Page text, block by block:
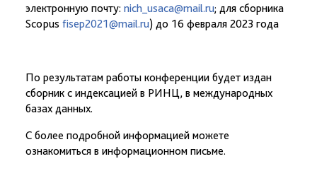
электронную почту: nich_usaca@mail.ru; для сборника
Scopus fisep2021@mail.ru) до 16 февраля 2023 года
По результатам работы конференции будет издан
сборник с индексацией в РИНЦ, в международных
базах данных.
С более подробной информацией можете
ознакомиться в информационном письме.